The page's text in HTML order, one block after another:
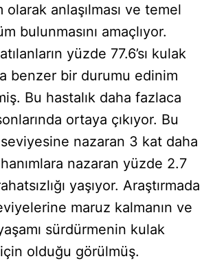
anlaşılması ve temel
bulunmasını amaçlıyor.
yüzde 77.6’sı kulak
benzer bir durumu edinim
Bu hastalık daha fazlaca
ortaya çıkıyor. Bu
nazaran 3 kat daha
nazaran yüzde 2.7
yaşıyor. Araştırmada
maruz kalmanın ve
sürdürmenin kulak
olduğu görülmüş.